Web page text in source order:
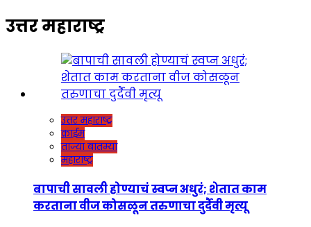
उत्तर महाराष्ट्र
उत्तर महाराष्ट्र
क्राईम
ताज्या बातम्या
महाराष्ट्र
बापाची सावली होण्याचं स्वप्न अधुरं; शेतात काम
करताना वीज कोसळून तरुणाचा दुर्दैवी मृत्यू